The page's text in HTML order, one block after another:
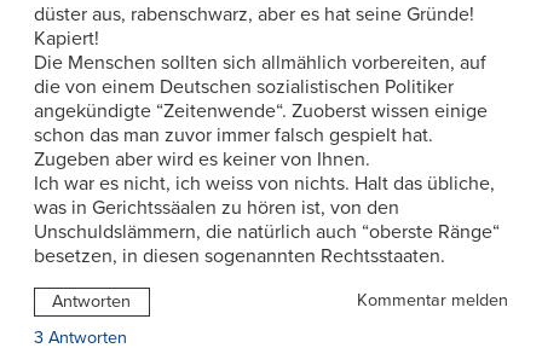
düster aus, rabenschwarz, aber es hat seine Gründe!
Kapiert!
Die Menschen sollten sich allmählich vorbereiten, auf
die von einem Deutschen sozialistischen Politiker
angekündigte “Zeitenwende“. Zuoberst wissen einige
schon das man zuvor immer falsch gespielt hat.
Zugeben aber wird es keiner von Ihnen.
Ich war es nicht, ich weiss von nichts. Halt das übliche,
was in Gerichtssäalen zu hören ist, von den
Unschuldslämmern, die natürlich auch “oberste Ränge“
besetzen, in diesen sogenannten Rechtsstaaten.
Antworten
Kommentar melden
3 Antworten